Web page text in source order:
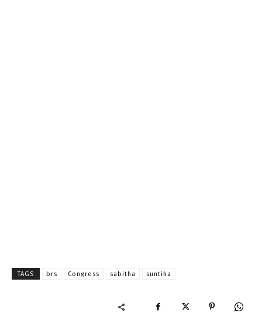
TAGS brs Congress sabitha suntiha